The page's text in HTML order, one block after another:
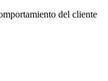
del cliente